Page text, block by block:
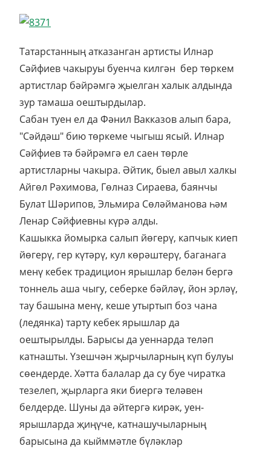
Татарстанның атказанган артисты Илнар
Сәйфиев чакыруы буенча килгән бер төркем
артистлар бәйрәмгә җыелган халык алдында
зур тамаша оештырдылар.
Сабан туен ел да Фәнил Вакказов алып бара,
"Сәйдәш" бию төркеме чыгыш ясый. Илнар
Сәйфиев тә бәйрәмгә ел саен төрле
артистларны чакыра. Әйтик, быел авыл халкы
Айгөл Рәхимова, Гөлназ Сираева, баянчы
Булат Шәрипов, Эльмира Сөләйманова һәм
Ленар Сәйфиевны күрә алды.
Кашыкка йомырка салып йөгерү, капчык киеп
йөгерү, гер күтәрү, кул көрәштерү, баганага
менү кебек традицион ярышлар белән бергә
тоннель аша чыгу, себерке бәйләү, йон эрләү,
тау башына менү, кеше утыртып боз чана
(ледянка) тарту кебек ярышлар да
оештырылды. Барысы да уеннарда теләп
катнашты. Үзешчән җырчыларның күп булуы
сөендерде. Хәтта балалар да су буе чиратка
тезелеп, җырларга яки биергә теләвен
белдерде. Шуны да әйтергә кирәк, уен-
ярышларда җиңүче, катнашучыларның
барысына да кыйммәтле бүләкләр